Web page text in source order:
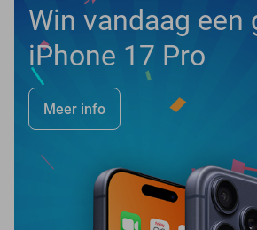
Win vandaag een
iPhone 17 Pro
Meer info